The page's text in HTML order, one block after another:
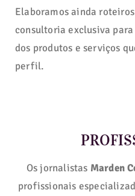
Elaboramos ainda
consultoria exclusiva
dos produtos e serviços
perfil.
Os jornalistas Marden
profissionais